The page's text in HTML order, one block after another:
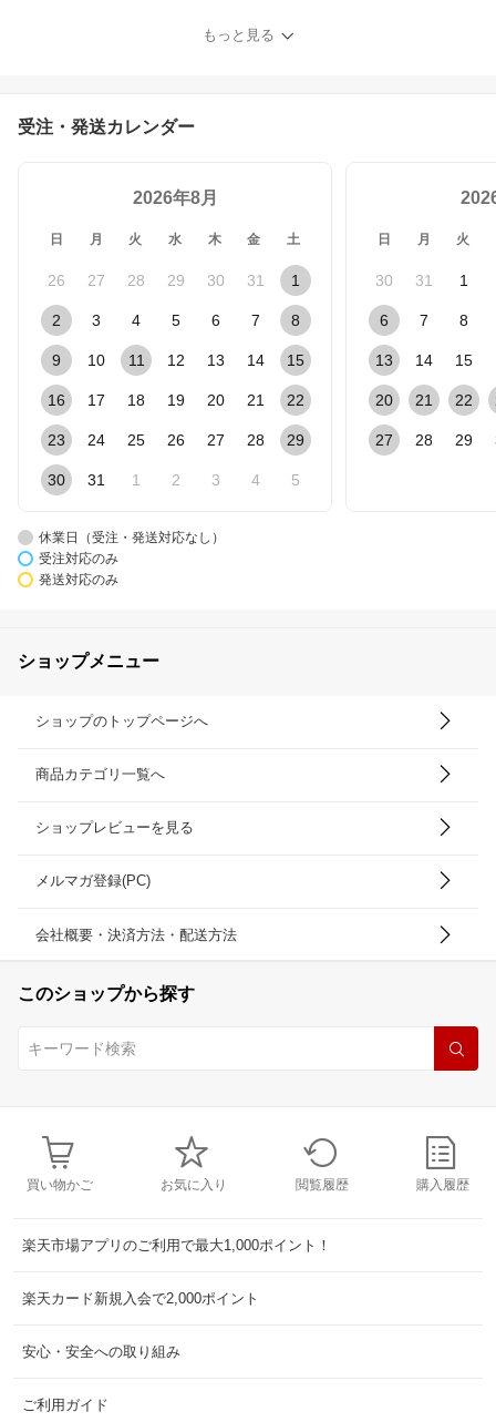
パンセット 詰め合わせ
サムワン】
もっと見る
受注・発送カレンダー
2026年8月
日 月 火 水 木 金 土
26 27 28 29 30 31 1
2 3 4 5 6 7 8
9 10 11 12 13 14 15
16 17 18 19 20 21 22
23 24 25 26 27 28 29
30 31 1 2 3 4 5
日 月 火
30 31 1
6 7 8
13 14 15
20 21 22
27 28 29
休業日（受注・発送対応なし）
受注対応のみ
発送対応のみ
ショップメニュー
ショップのトップページへ
商品カテゴリ一覧へ
ショップレビューを見る
メルマガ登録(PC)
会社概要・決済方法・配送方法
このショップから探す
買い物かご お気に入り 閲覧履歴 購入履歴
楽天市場アプリのご利用で最大1,000ポイント！
楽天カード新規入会で2,000ポイント
安心・安全への取り組み
ご利用ガイド